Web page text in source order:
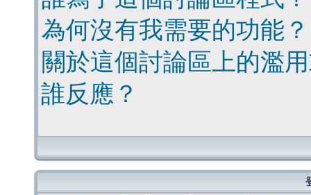
為何沒有我需要的功能？
關於這個討論區上的濫
誰反應？